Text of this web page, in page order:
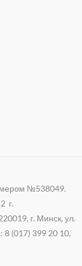
№538049.
г.
г. Минск, ул.
8 (017) 399 20 10,